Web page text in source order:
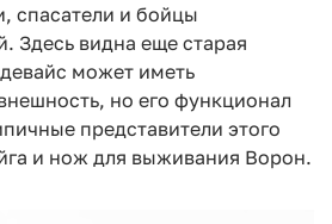
спасатели и бойцы
Здесь видна еще старая
может иметь
но его функционал
представители этого
и нож для выживания Ворон.